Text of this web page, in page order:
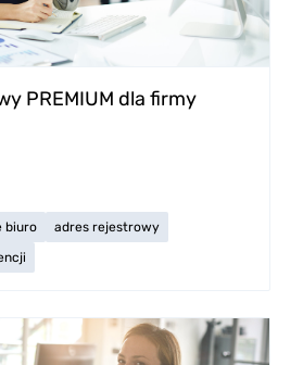
PREMIUM dla firmy
biuro
adres rejestrowy